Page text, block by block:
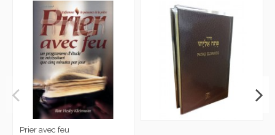
Prier avec feu